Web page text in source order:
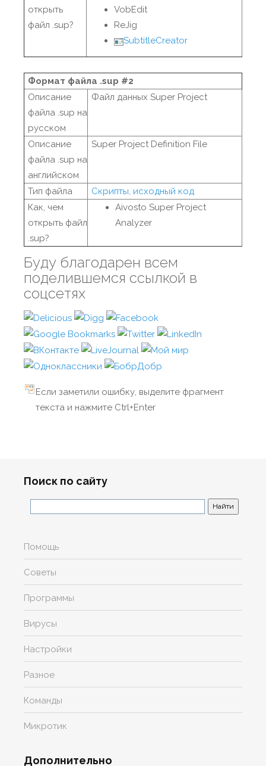
открыть
файл .sup?
VobEdit
ReJig
SubtitleCreator
Формат файла .sup #2
Описание
файла .sup на
русском
Файл данных Super Project
Описание
файла .sup на
английском
Super Project Definition File
Тип файла
Скрипты, исходный код
Как, чем
открыть файл
.sup?
Aivosto Super Project
Analyzer
Буду благодарен всем
поделившемся ссылкой в
соцсетях
Если заметили ошибку, выделите фрагмент
текста и нажмите Ctrl+Enter
Поиск по сайту
Помощь
Советы
Программы
Вирусы
Настройки
Разное
Команды
Микротик
Дополнительно